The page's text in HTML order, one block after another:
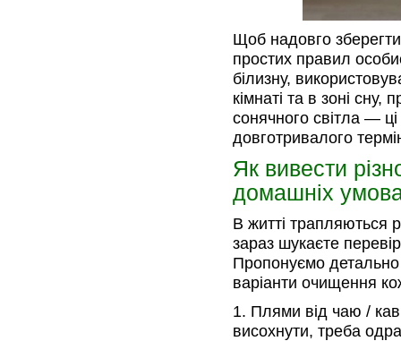
Щоб надовго
простих правил
білизну,
кімнаті та в зоні
сонячного світла —
довготривалого
Як вивести
домашніх
В житті трапляються
зараз шукаєте
Пропонуємо детально
варіанти очищення
Плями від чаю /
висохнути, треба